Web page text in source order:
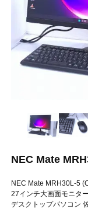
NEC Mate
NEC Mate MRH30L-5
27インチ大画面モニタ
デスクトップパソコン